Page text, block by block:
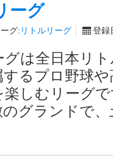
ーグ
グ: リトルリーグ 登録
は全日本リ
るプロ野球
しむリーグ
グランドで